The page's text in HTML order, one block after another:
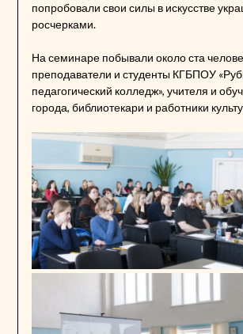
попробовали свои силы в искусстве
росчерками.
На семинаре побывали около ста
преподаватели и студенты КГБПОУ
педагогический колледж», учителя и
города, библиотекари и работники